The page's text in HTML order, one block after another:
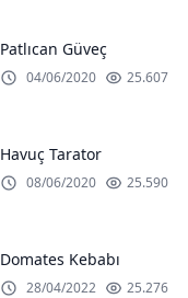
Patlıcan Güveç
04/06/2020 25.607
Havuç Tarator
08/06/2020 25.590
Domates Kebabı
28/04/2022 25.276